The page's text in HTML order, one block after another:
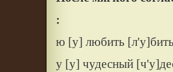
:
ю [у] любить [л'у]бить
у [у] чудесный